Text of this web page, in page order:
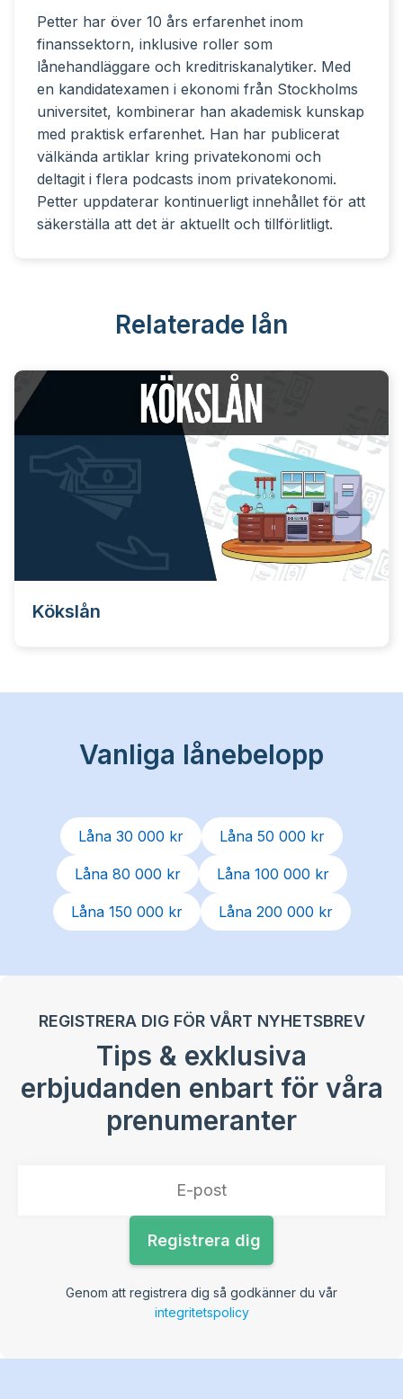
Petter har över 10 års erfarenhet inom
finanssektorn, inklusive roller som
lånehandläggare och kreditriskanalytiker. Med
en kandidatexamen i ekonomi från Stockholms
universitet, kombinerar han akademisk kunskap
med praktisk erfarenhet. Han har publicerat
välkända artiklar kring privatekonomi och
deltagit i flera podcasts inom privatekonomi.
Petter uppdaterar kontinuerligt innehållet för att
säkerställa att det är aktuellt och tillförlitligt.
Relaterade lån
Kökslån
Vanliga lånebelopp
Låna 30 000 kr Låna 50 000 kr
Låna 80 000 kr Låna 100 000 kr
Låna 150 000 kr Låna 200 000 kr
REGISTRERA DIG FÖR VÅRT NYHETSBREV
Tips & exklusiva
erbjudanden enbart för våra
prenumeranter
Genom att registrera dig så godkänner du vår
integritetspolicy